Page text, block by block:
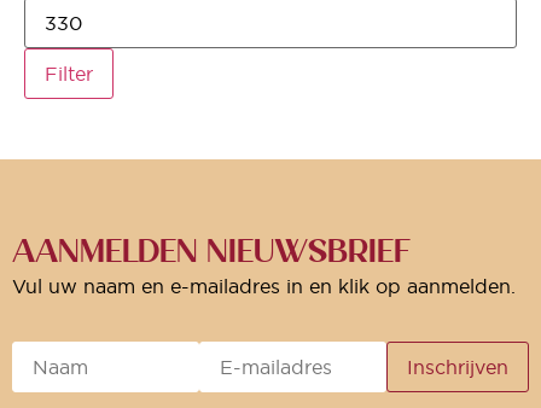
Filter
AANMELDEN NIEUWSBRIEF
Vul uw naam en e-mailadres in en klik op aanmelden.